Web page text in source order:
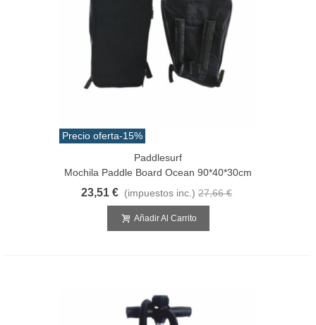
Precio oferta-15%
Paddlesurf
Mochila Paddle Board Ocean 90*40*30cm
23,51 € (impuestos inc.) 27,66 €
Añadir Al Carrito